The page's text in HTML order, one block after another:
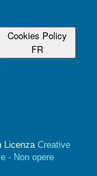
Cookies Policy
FR
Licenza Creative
- Non opere